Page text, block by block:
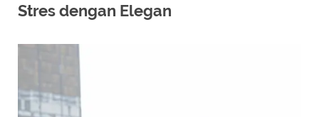
Stres dengan Elegan